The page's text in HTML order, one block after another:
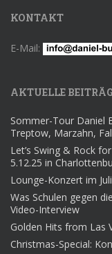
KONTAKT
E-Mail:
AKTUELLE
Sommer-Tour Daniel
Treptow, Marzahn,
Let’s Swing & Rock
5.12.25 in
Lounge-Konzert im
Was Schulen gegen
Video-Interview
Golden Hits from Las
Christmas-Special: